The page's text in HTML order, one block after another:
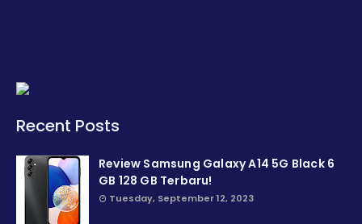
Recent Posts
Review Samsung Galaxy A14 5G Black 6
GB 128 GB Terbaru!
Tuesday, September 12, 2023